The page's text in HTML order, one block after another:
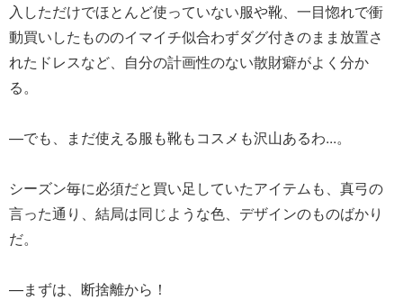
入しただけでほとんど使っていない服や靴、一目惚れで衝
動買いしたもののイマイチ似合わずダグ付きのまま放置さ
れたドレスなど、自分の計画性のない散財癖がよく分か
る。
—でも、まだ使える服も靴もコスメも沢山あるわ...。
シーズン毎に必須だと買い足していたアイテムも、真弓の
言った通り、結局は同じような色、デザインのものばかり
だ。
—まずは、断捨離から！